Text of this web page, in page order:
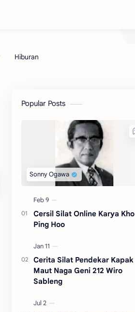
Popular Posts
Cersil Silat Online Karya Kho
Ping Hoo
Cerita Silat Pendekar Kapak
Maut Naga Geni 212 Wiro
Sableng